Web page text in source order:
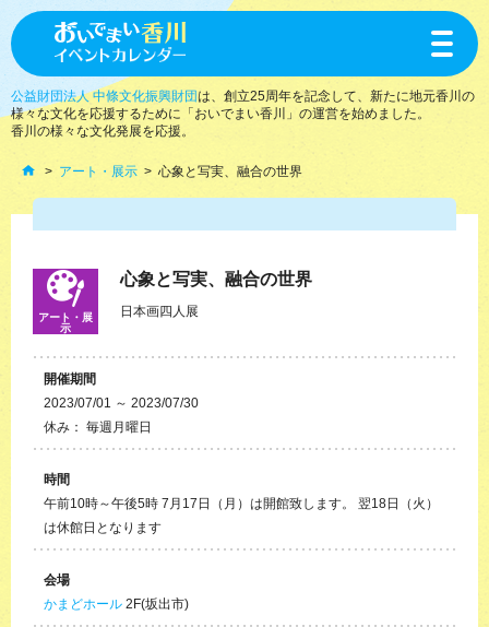
toggle
公益財団法人 中條文化振興財団は、創立25周年を記念して、新たに地元香川の
様々な文化を応援するために「おいでまい香川」の運営を始めました。
香川の様々な文化発展を応援。
アート・展示 心象と写実、融合の世界
アート・展
示
心象と写実、融合の世界
日本画四人展
開催期間
2023/07/01 ～ 2023/07/30
休み： 毎週月曜日
時間
午前10時～午後5時 7月17日（月）は開館致します。 翌18日（火）
は休館日となります
会場
かまどホール 2F(坂出市)